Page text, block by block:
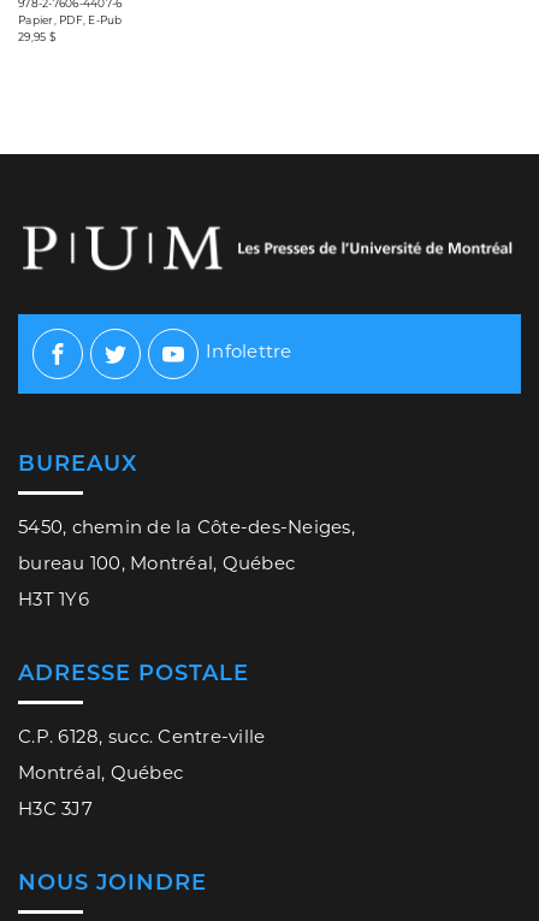
978-2-7606-4407-6
Papier, PDF, E-Pub
29,95 $
Facebook
TwitterYoutube
Infolettre
BUREAUX
5450, chemin de la Côte-des-Neiges,
bureau 100, Montréal, Québec
H3T 1Y6
ADRESSE POSTALE
C.P. 6128, succ. Centre-ville
Montréal, Québec
H3C 3J7
NOUS JOINDRE